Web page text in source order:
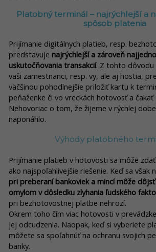
Platobný terminál – najrýchlejší a
spôsob platenia
Prijímanie digitálnych platieb, resp.
predstavuje najrýchlejší a zároveň
uskutočňovania transakcií. Z tohto dôvodu
vaši zamestnanci, resp. vy, ale aj hostia,
väčšinou pohodlnejšie priložiť kartu k
peňaženke či vo vreckách hotovosť a čakať
Nehovoriac o tom, že žijeme v rýchlej
naponáhlo.
Výhody platobného
Prijímanie platieb v hotovosti sa môže
ako najspoľahlivejšie riešenie. Keď sa však
pri preberaní bankoviek a mincí môže
omylom v dôsledku zlyhania ľudského
pri bezhotovostnej platbe nehrozí.
Okrem toho čím viac hotovosti v
jej odcudzenia. Naopak, keď si vyberiete
môžete sa spoľahnúť na ochranu svojich
banky.